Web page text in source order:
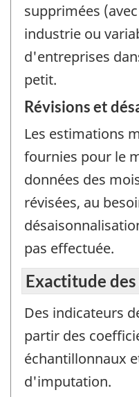
supprimées
industrie ou
d'entreprises
petit.
Révisions et
Les estimations
fournies pour le
données des
révisées, au
pas effectuée.
Exactitude
Des indicateurs
partir des
échantillonnaux
d'imputation.